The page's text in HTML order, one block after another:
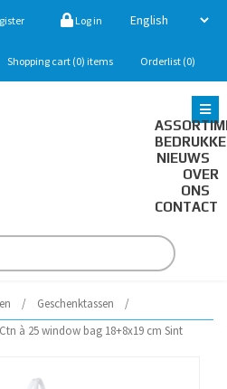
Log in
Shopping cart (0) items Orderlist (0)
NIEUWS
OVER
ONS
CONTACT
/ Geschenktassen
/
Ctn à 25 window bag 18+8x19 cm Sint